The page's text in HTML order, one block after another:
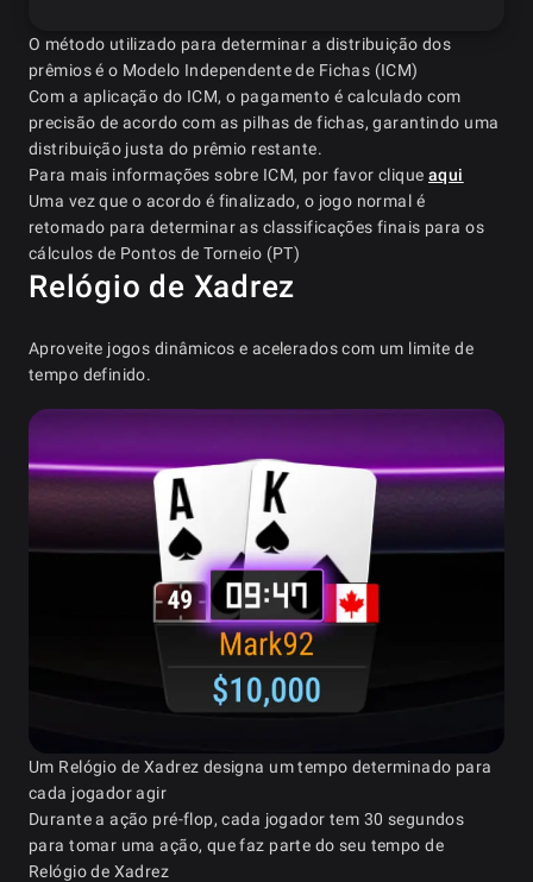
O método utilizado para determinar a distribuição dos
prêmios é o Modelo Independente de Fichas (ICM)
Com a aplicação do ICM, o pagamento é calculado com
precisão de acordo com as pilhas de fichas, garantindo uma
distribuição justa do prêmio restante.
Para mais informações sobre ICM, por favor clique aqui
Uma vez que o acordo é finalizado, o jogo normal é
retomado para determinar as classificações finais para os
cálculos de Pontos de Torneio (PT)
Relógio de Xadrez
Aproveite jogos dinâmicos e acelerados com um limite de
tempo definido.
Um Relógio de Xadrez designa um tempo determinado para
cada jogador agir
Durante a ação pré-flop, cada jogador tem 30 segundos
para tomar uma ação, que faz parte do seu tempo de
Relógio de Xadrez